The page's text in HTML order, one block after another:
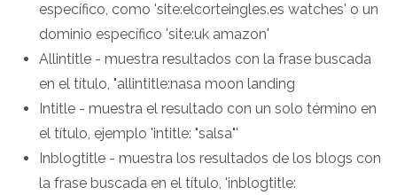
específico, como 'site:elcorteingles.es watches' o un
dominio específico 'site:uk amazon'
Allintitle - muestra resultados con la frase buscada
en el título, "allintitle:nasa moon landing
Intitle - muestra el resultado con un solo término en
el título, ejemplo 'intitle: "salsa"'
Inblogtitle - muestra los resultados de los blogs con
la frase buscada en el título, 'inblogtitle: